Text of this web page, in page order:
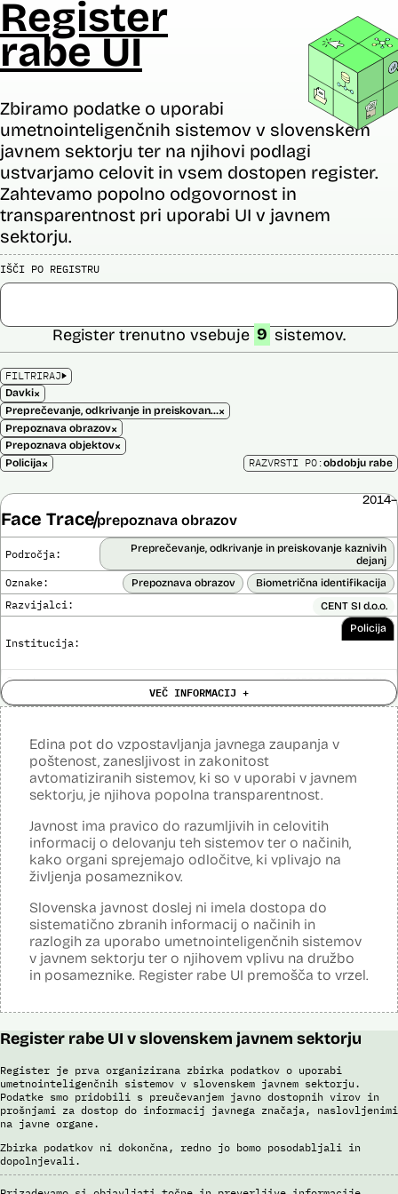
Register
rabe UI
Zbiramo podatke o uporabi
umetnointeligenčnih sistemov v slovenskem
javnem sektorju ter na njihovi podlagi
ustvarjamo celovit in vsem dostopen register.
Zahtevamo popolno odgovornost in
transparentnost pri uporabi UI v javnem
sektorju.
IŠČI PO REGISTRU
FILTRIRAJ
Davki×
Preprečevanje, odkrivanje in preiskovanje kaznivih dejanj×
Prepoznava obrazov×
Prepoznava objektov×
Policija×
Register trenutno vsebuje 9 sistemov.
RAZVRSTI PO:obdobju rabe
Face Traceprepoznava obrazov
2014–
Področja:
Preprečevanje, odkrivanje in preiskovanje kaznivih
dejanj
Oznake: Prepoznava obrazov Biometrična identifikacija
Razvijalci: CENT SI d.o.o.
Institucija:
Policija
Cena: 39.650,00 EUR z DDV
Trajanje
Ni časovno omejena
opravljena:
Analiza učinka na osebne podatke opravljena:
Posodobljeno: 3. december 2024
Sistem uporablja algoritme za izdelavo in iskanje biometričnih
razpoznavnih znakov podjetja Neurotechnology (tehnologija
VeriLook). Vsebuje dva spletna servisa, ki sta integrirana v obstoječo
Evidenco fotografiranih oseb policije: prvi je namenjen označevanju
osebnih razpoznavnih znakov, drugi primerjanju fotografij obraza
neznane (iskane) osebe z množico znanih oseb v Evidenci
fotografiranih oseb policije. Aplikacija pripravi rangiran seznam oseb
po podobnostih obraza. V foto album za prepoznavo oseb lahko
uporabnik izbere samo tiste fotografije, ki v podobnosti dosežejo
dovolj visok prag ujemanja. Končno identifikacijo osebe mora
strokovnjak za primerjavo obraznih značilnosti opraviti ročno.
Sistem uporablja sledeče podatke: Evidenca fotografiranih oseb
policije (del informacijsko telekomunikacijskega sistema policije
Viri:
Brošura 60 let informacijsko telekomunikacijskega sistema policije
Spletno mesto podjetja Neurotechnology, podstran VeriLook
Poročilo Automating Society report 2020 za Slovenijo
Odgovor na zahtevo za dostop do informacij javnega značaja
Dokument Povabilo k oddaji ponudbe
VEČ INFORMACIJ +
Edina pot do vzpostavljanja javnega zaupanja v
poštenost, zanesljivost in zakonitost
avtomatiziranih sistemov, ki so v uporabi v javnem
sektorju, je njihova popolna transparentnost.
Javnost ima pravico do razumljivih in celovitih
informacij o delovanju teh sistemov ter o načinih,
kako organi sprejemajo odločitve, ki vplivajo na
življenja posameznikov.
Slovenska javnost doslej ni imela dostopa do
sistematično zbranih informacij o načinih in
razlogih za uporabo umetnointeligenčnih sistemov
v javnem sektorju ter o njihovem vplivu na družbo
in posameznike. Register rabe UI premošča to vrzel.
Register rabe UI v slovenskem javnem sektorju
Register je prva organizirana zbirka podatkov o uporabi
umetnointeligenčnih sistemov v slovenskem javnem sektorju.
Podatke smo pridobili s preučevanjem javno dostopnih virov in
prošnjami za dostop do informacij javnega značaja, naslovljenimi
na javne organe.
Zbirka podatkov ni dokončna, redno jo bomo posodabljali in
dopolnjevali.